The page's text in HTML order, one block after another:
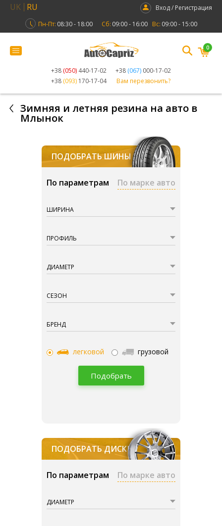
UK RU
Вход / Регистрация
Пн-Пт: 08:30 - 18:00 Сб: 09:00 - 16:00 Вс: 09:00 - 15:00
+38 (050) 440-17-02 +38 (067) 000-17-02
+38 (093) 170-17-04 Вам перезвонить?
0
Зимняя и летняя резина на авто в
Млынок
ПОДОБРАТЬ ШИНЫ
По параметрам По марке авто
ШИРИНА
ПРОФИЛЬ
ДИАМЕТР
СЕЗОН
БРЕНД
легковой грузовой
Подобрать
ПОДОБРАТЬ ДИСКИ
По параметрам По марке авто
ДИАМЕТР